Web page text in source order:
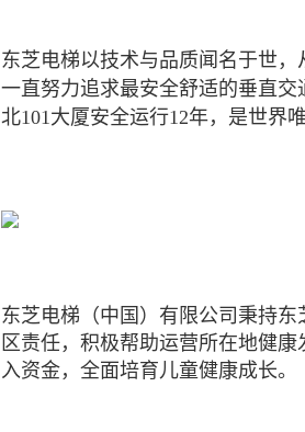
东芝电梯以技术与品质闻名于世
一直努力追求最安全舒适的垂直
北101大厦安全运行12年，是世界
东芝电梯（中国）有限公司秉持
区责任，积极帮助运营所在地健
入资金，全面培育儿童健康成长。